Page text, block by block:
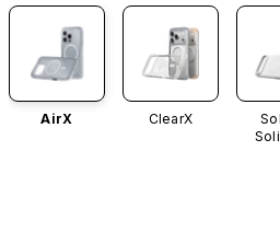
AirX ClearX